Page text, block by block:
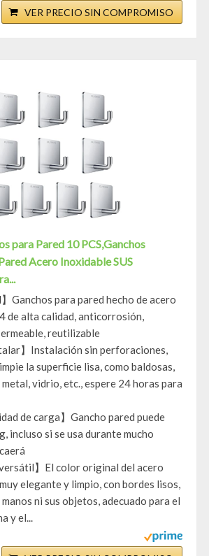
VER PRECIO SIN COMPROMISO
para Pared 10 PCS,Ganchos
Acero Inoxidable SUS
】Ganchos para pared hecho de acero
de alta calidad, anticorrosión,
reutilizable
】Instalación sin perforaciones,
la superficie lisa, como baldosas,
vidrio, etc., espere 24 horas para
de carga】Gancho pared puede
incluso si se usa durante mucho
versátil】El color original del acero
elegante y limpio, con bordes lisos,
ni sus objetos, adecuado para el
y el...